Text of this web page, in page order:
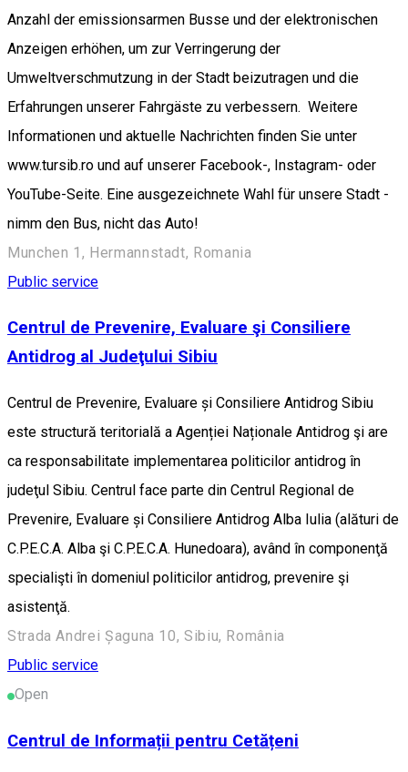
Anzahl der emissionsarmen Busse und der elektronischen
Anzeigen erhöhen, um zur Verringerung der
Umweltverschmutzung in der Stadt beizutragen und die
Erfahrungen unserer Fahrgäste zu verbessern. Weitere
Informationen und aktuelle Nachrichten finden Sie unter
www.tursib.ro und auf unserer Facebook-, Instagram- oder
YouTube-Seite. Eine ausgezeichnete Wahl für unsere Stadt -
nimm den Bus, nicht das Auto!
Munchen 1, Hermannstadt, Romania
Public service
Centrul de Prevenire, Evaluare şi Consiliere
Antidrog al Judeţului Sibiu
Centrul de Prevenire, Evaluare și Consiliere Antidrog Sibiu
este structură teritorială a Agenției Naționale Antidrog şi are
ca responsabilitate implementarea politicilor antidrog în
judeţul Sibiu. Centrul face parte din Centrul Regional de
Prevenire, Evaluare și Consiliere Antidrog Alba Iulia (alături de
C.P.E.C.A. Alba şi C.P.E.C.A. Hunedoara), având în componenţă
specialişti în domeniul politicilor antidrog, prevenire şi
asistenţă.
Strada Andrei Șaguna 10, Sibiu, România
Public service
Open
Centrul de Informații pentru Cetățeni